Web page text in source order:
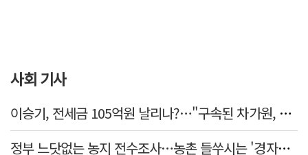
사회 기사
이승기, 전세금 105억원 날리나?…"구속된 차가원, 형사 범죄 영역"
정부 느닷없는 농지 전수조사…농촌 들쑤시는 '경자유전'의 칼날